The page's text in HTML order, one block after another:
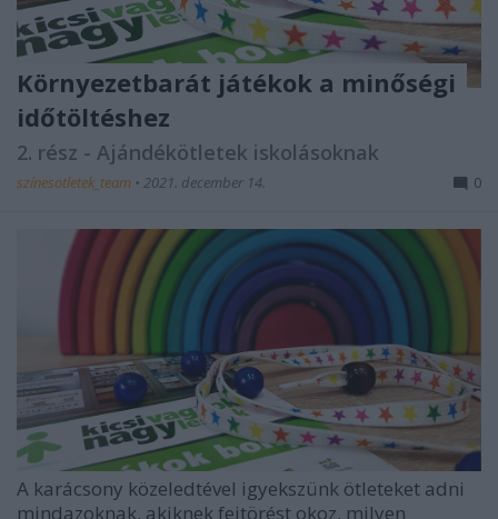
Környezetbarát játékok a minőségi
időtöltéshez
2. rész - Ajándékötletek iskolásoknak
színesötletek_team • 2021. december 14. 0
A karácsony közeledtével igyekszünk ötleteket adni
mindazoknak, akiknek fejtörést okoz, milyen